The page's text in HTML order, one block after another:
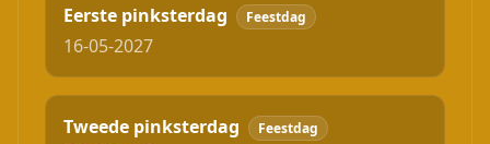
Eerste pinksterdag Feestdag
16-05-2027
Tweede pinksterdag Feestdag